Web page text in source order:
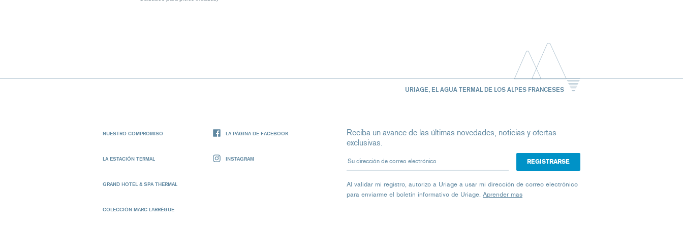
URIAGE, EL AGUA TERMAL DE LOS ALPES FRANCESES
NUESTRO COMPROMISO
LA ESTACIÓN TERMAL
GRAND HOTEL & SPA THERMAL
COLECCIÓN MARC LARRÈGUE
LA PÁGINA DE FACEBOOK
INSTAGRAM
Reciba un avance de las últimas novedades, noticias y ofertas
exclusivas.
Su dirección de correo electrónico
Al validar mi registro, autorizo ​​a Uriage a usar mi dirección de correo electrónico
para enviarme el boletín informativo de Uriage. Aprender mas